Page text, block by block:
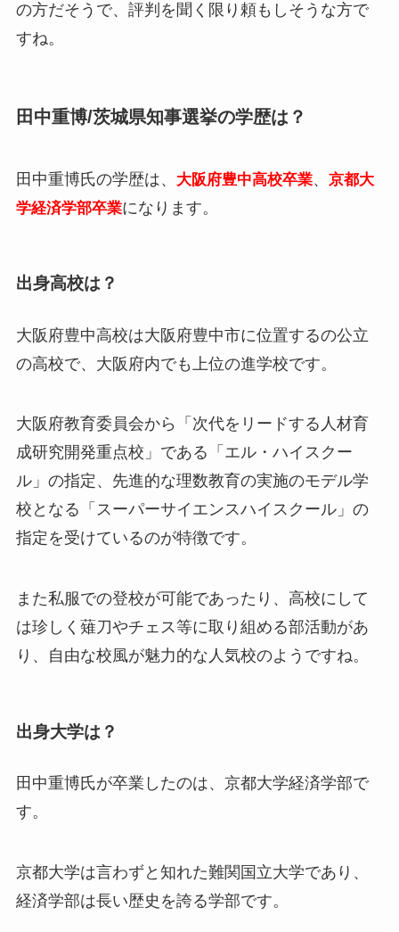
の方だそうで、評判を聞く限り頼もしそうな方で
すね。
田中重博/茨城県知事選挙の学歴は？
田中重博氏の学歴は、 大阪府豊中高校卒業、 京都大
学経済学部卒業になります。
出身高校は？
大阪府豊中高校は大阪府豊中市に位置するの公立
の高校で、大阪府内でも上位の進学校です。
大阪府教育委員会から「次代をリードする人材育
成研究開発重点校」である「エル・ハイスクー
ル」の指定、先進的な理数教育の実施のモデル学
校となる「スーパーサイエンスハイスクール」の
指定を受けているのが特徴です。
また私服での登校が可能であったり、高校にして
は珍しく薙刀やチェス等に取り組める部活動があ
り、自由な校風が魅力的な人気校のようですね。
出身大学は？
田中重博氏が卒業したのは、京都大学経済学部で
す。
京都大学は言わずと知れた難関国立大学であり、
経済学部は長い歴史を誇る学部です。